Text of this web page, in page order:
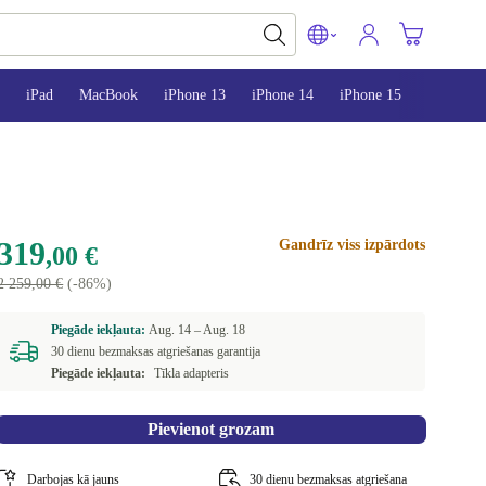
iPad MacBook iPhone 13 iPhone 14 iPhone 15
,00 €
259,00 €(-86%)
Gandrīz viss izpārdots
Piegāde iekļauta:Aug. 14 –Aug. 18
30 dienu bezmaksas atgriešanas garantija
Piegāde iekļauta:
Tīkla adapteris
Pievienot grozam
Darbojas kā jauns 30 dienu bezmaksas atgriešana